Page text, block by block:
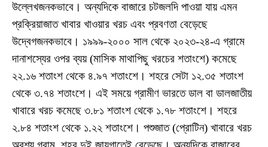
উল্লেখজনকভাবে। অন্যদিকে বাজারে চটজলদি পাওয়া যায় এমন
প্রক্রিয়াজাত খাবার খাওয়ার খরচ এবং প্রবণতা বেড়েছে
উদ্বেগজনকভাবে। ১৯৯৯-২০০০ সাল থেকে ২০২৩-২৪-এ গ্রামে
দানাশস্যের ওপর ব্যয় (মাসিক মাথাপিছু খরচের শতাংশে) কমেছে
২২.১৬ শতাংশ থেকে ৪.৯৭ শতাংশে। শহরে সেটা ১২.৩৫ শতাংশ
থেকে ৩.৭৪ শতাংশে। এই সময়ে গ্রামীণ ভারতে ডাল বা ডালজাতীয়
খাবারে খরচ কমেছে ৩.৮১ শতাংশ থেকে ১.৭৮ শতাংশে। শহরে
২.৮৪ শতাংশ থেকে ১.২২ শতাংশে। পশুজাত (প্রোটিন) খাবারে খরচ